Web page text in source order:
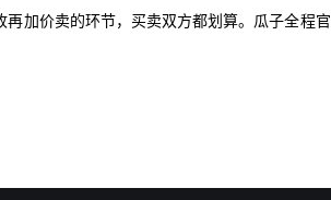
加价卖的环节，买卖双方都划算。瓜子全程